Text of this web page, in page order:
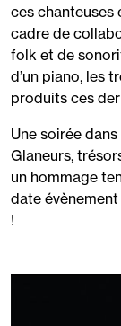
ces chanteuses
cadre de
folk et de
d’un piano, les
produits ces
Une soirée
Glaneurs,
un hommage
date
!